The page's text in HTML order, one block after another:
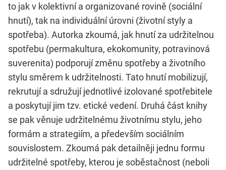
to jak v kolektivní a organizované rovině (sociální
hnutí), tak na individuální úrovni (životní styly a
spotřeba). Autorka zkoumá, jak hnutí za udržitelnou
spotřebu (permakultura, ekokomunity, potravinová
suverenita) podporují změnu spotřeby a životního
stylu směrem k udržitelnosti. Tato hnutí mobilizují,
rekrutují a sdružují jednotlivé izolované spotřebitele
a poskytují jim tzv. etické vedení. Druhá část knihy
se pak věnuje udržitelnému životnímu stylu, jeho
formám a strategiím, a především sociálním
souvislostem. Zkoumá pak detailněji jednu formu
udržitelné spotřeby, kterou je soběstačnost (neboli